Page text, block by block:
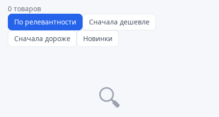
0 товаров
По релевантности
Сначала дешевле
Сначала дороже
Новинки
🔍